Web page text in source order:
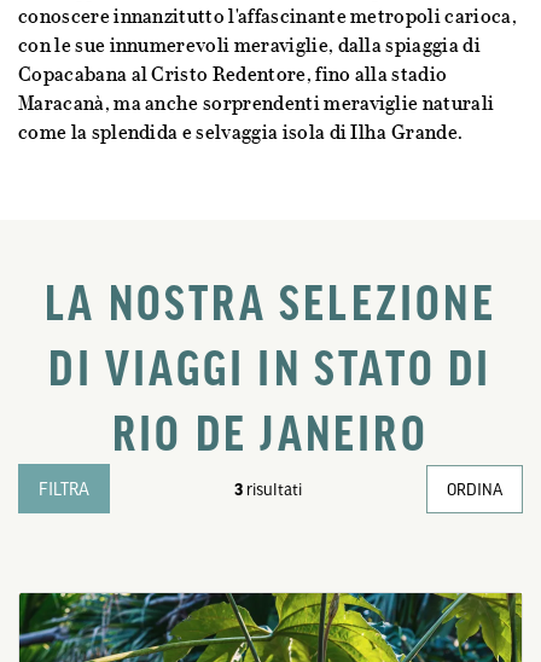
conoscere innanzitutto l'affascinante metropoli carioca,
con le sue innumerevoli meraviglie, dalla spiaggia di
Copacabana al Cristo Redentore, fino alla stadio
Maracanà, ma anche sorprendenti meraviglie naturali
come la splendida e selvaggia isola di Ilha Grande.
LA NOSTRA SELEZIONE
DI VIAGGI IN STATO DI
RIO DE JANEIRO
FILTRA 3 risultati ORDINA